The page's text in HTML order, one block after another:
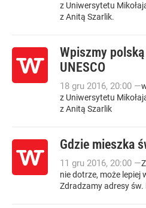
z Uniwersytetu
z Anitą Szarlik.
Wpiszmy
UNESCO
18 gru 2016, 20:00 —
z Uniwersytetu
z Anitą Szarlik
Gdzie mieszka
11 gru 2016, 20:00 —
nie dotrze, może lepiej
Zdradzamy adresy św.